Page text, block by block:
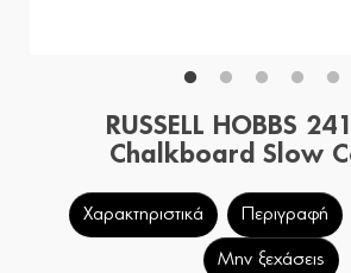
RUSSELL HOBBS
Chalkboard Slow
Χαρακτηριστικά Περιγραφή
Μην ξεχάσεις